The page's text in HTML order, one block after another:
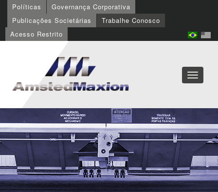
Políticas
Governança Corporativa
Publicações Societárias
Trabalhe Conosco
Acesso Restrito